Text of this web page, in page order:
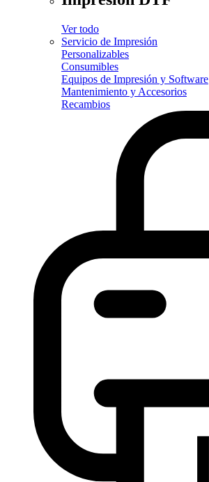
Ver todo
Servicio de Impresión
Personalizables
Consumibles
Equipos de Impresión y Software
Mantenimiento y Accesorios
Recambios